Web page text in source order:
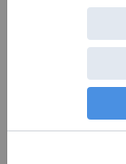
“Mario
6 Agosto 2026
La locomotiva
6 Agosto 2026
Eclissi di sole: il